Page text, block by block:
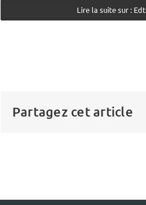
Lire la suite sur :
Partagez cet article